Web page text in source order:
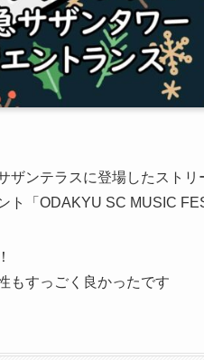
ザンテラスに登場したストリ
ト「ODAKYU SC MUSIC
もすっごく良かったです